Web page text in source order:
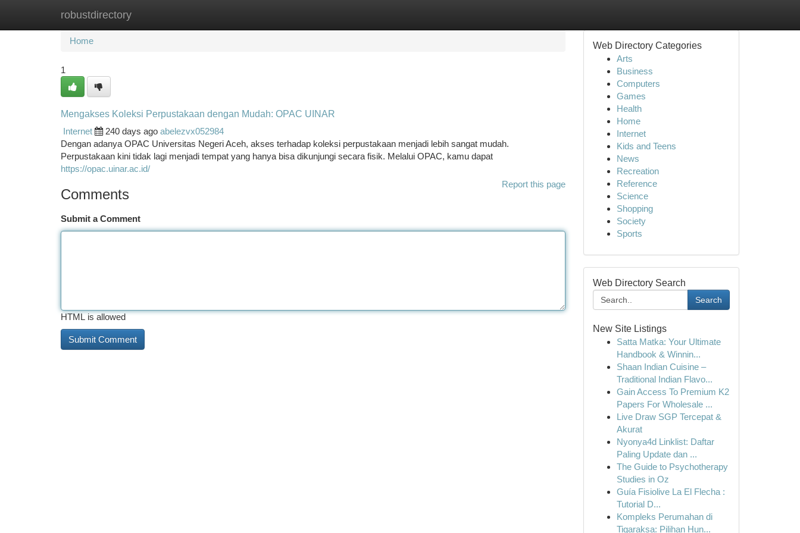
robustdirectory
Home New Site Listings
Home
1
Mengakses Koleksi Perpustakaan dengan Mudah: OPAC UINAR
Internet
240 days ago abelezvx052984
Dengan adanya OPAC Universitas Negeri Aceh, akses terhadap koleksi perpustakaan menjadi lebih sangat mudah.
Perpustakaan kini tidak lagi menjadi tempat yang hanya bisa dikunjungi secara fisik. Melalui OPAC, kamu dapat
https://opac.uinar.ac.id/
Report this page
Comments
Submit a Comment
HTML is allowed
Web Directory Categories
Arts
Business
Computers
Games
Health
Home
Internet
Kids and Teens
News
Recreation
Reference
Science
Shopping
Society
Sports
Web Directory Search
Search
New Site Listings
Satta Matka: Your Ultimate
Handbook & Winnin...
Shaan Indian Cuisine –
Traditional Indian Flavo...
Gain Access To Premium K2
Papers For Wholesale ...
Live Draw SGP Tercepat &
Akurat
Nyonya4d Linklist: Daftar
Paling Update dan ...
The Guide to Psychotherapy
Studies in Oz
Guía Fisiolive La El Flecha :
Tutorial D...
Kompleks Perumahan di
Tigaraksa: Pilihan Hun...